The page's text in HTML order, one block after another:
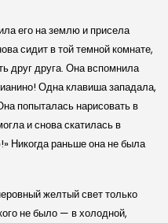
его на землю и присела
сидит в той темной комнате,
друг друга. Она вспомнила
Одна клавиша западала,
попыталась нарисовать в
и снова скатилась в
Никогда раньше она не была
желтый свет только
не было — в холодной,